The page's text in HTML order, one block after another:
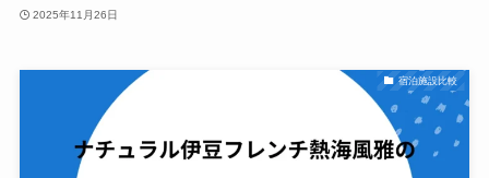
2025年11月26日
宿泊施設比較